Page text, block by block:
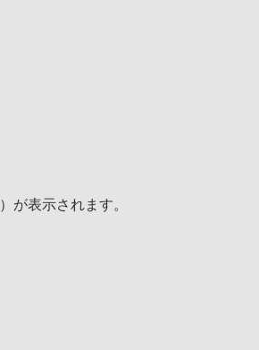
）が表示されます。